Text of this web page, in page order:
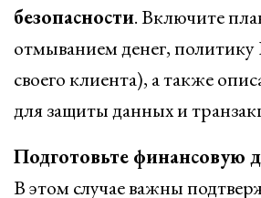
безопасности. Включите
отмыванием денег, политику
своего клиента), а также
для защиты данных и
Подготовьте финансовую
В этом случае важны